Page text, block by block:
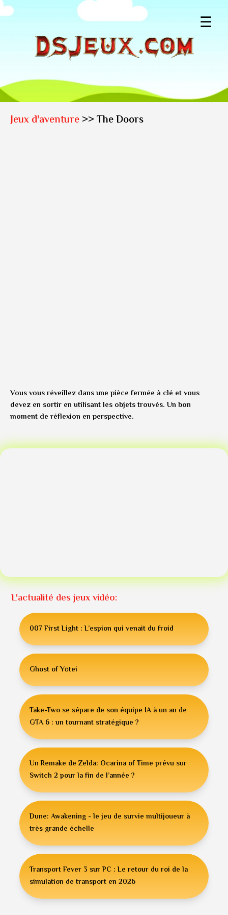
☰
Jeux d'aventure>> The Doors
Vous vous réveillez dans une pièce fermée à clé et vous
devez en sortir en utilisant les objets trouvés. Un bon
moment de réflexion en perspective.
L'actualité des jeux vidéo:
007 First Light : L’espion qui venait du froid
Ghost of Yōtei
Take-Two se sépare de son équipe IA à un an de
GTA 6 : un tournant stratégique ?
Un Remake de Zelda: Ocarina of Time prévu sur
Switch 2 pour la fin de l’année ?
Dune: Awakening - le jeu de survie multijoueur à
très grande échelle
Transport Fever 3 sur PC : Le retour du roi de la
simulation de transport en 2026